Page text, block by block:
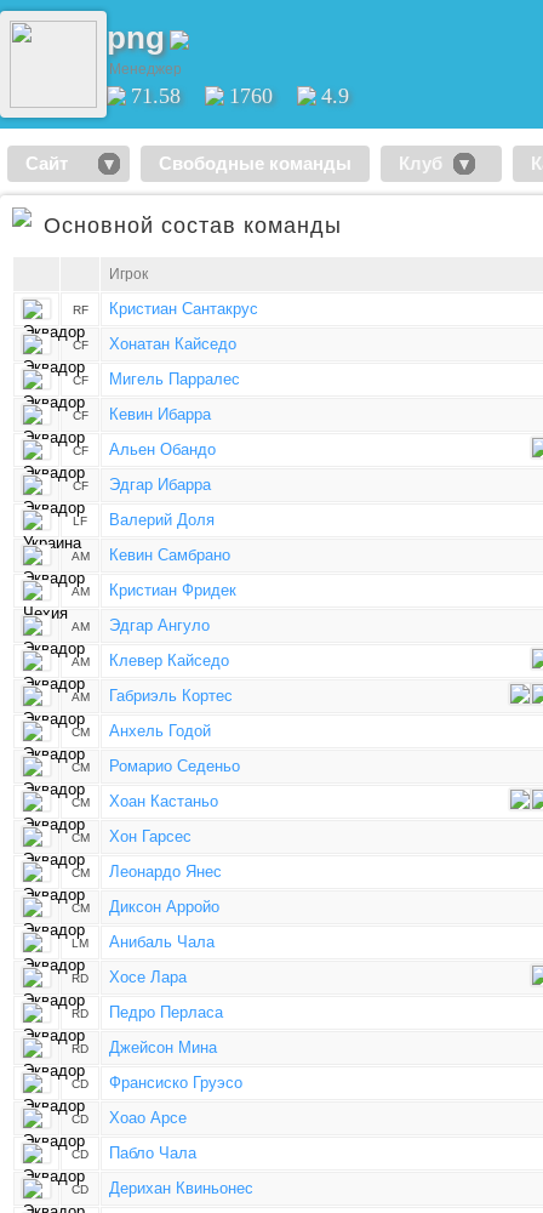
png
Менеджер
71.58 1760 4.9
Сайт Свободные команды Клуб
Основной состав команды
Игрок
RF Кристиан Сантакрус
CF Хонатан Кайседо
CF Мигель Парралес
CF Кевин Ибарра
CF Альен Обандо
CF Эдгар Ибарра
LF Валерий Доля
AM Кевин Самбрано
AM Кристиан Фридек
AM Эдгар Ангуло
AM Клевер Кайседо
AM Габриэль Кортес
CM Анхель Годой
CM Ромарио Седеньо
CM Хоан Кастаньо
CM Хон Гарсес
CM Леонардо Янес
CM Диксон Арройо
LM Анибаль Чала
RD Хосе Лара
RD Педро Перласа
RD Джейсон Мина
CD Франсиско Груэсо
CD Хоао Арсе
CD Пабло Чала
CD Дерихан Квиньонес